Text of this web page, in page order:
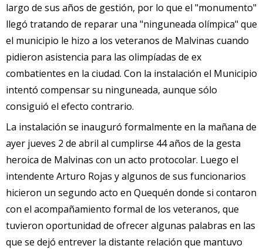
largo de sus años de gestión, por lo que el "monumento"
llegó tratando de reparar una "ninguneada olímpica" que
el municipio le hizo a los veteranos de Malvinas cuando
pidieron asistencia para las olimpíadas de ex
combatientes en la ciudad. Con la instalación el Municipio
intentó compensar su ninguneada, aunque sólo
consiguió el efecto contrario.
La instalación se inauguró formalmente en la mañana de
ayer jueves 2 de abril al cumplirse 44 años de la gesta
heroica de Malvinas con un acto protocolar. Luego el
intendente Arturo Rojas y algunos de sus funcionarios
hicieron un segundo acto en Quequén donde si contaron
con el acompañamiento formal de los veteranos, que
tuvieron oportunidad de ofrecer algunas palabras en las
que se dejó entrever la distante relación que mantuvo